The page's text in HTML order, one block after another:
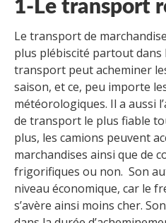
1-Le transport
Le transport de
plus plébiscité partout dans
transport peut acheminer
saison, et ce, peu importe
météorologiques. Il a aussi
de transport le plus fiable
plus, les camions peuvent
marchandises ainsi que de
frigorifiques ou non. Son
niveau économique, car le
s’avère ainsi moins cher.